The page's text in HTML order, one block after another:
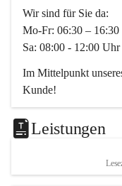
Wir sind für Sie da:
Mo-Fr: 06:30 –
Sa: 08:00 - 12:00 Uhr
Im Mittelpunkt
Kunde!
Das Team ist
den Bereichen
Beratung, Lager
finden wir eine
Leistungen